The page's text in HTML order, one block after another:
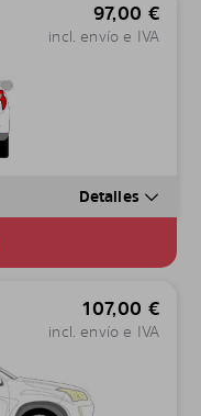
97,00 €
incl. envío e IVA
Detalles
107,00 €
incl. envío e IVA